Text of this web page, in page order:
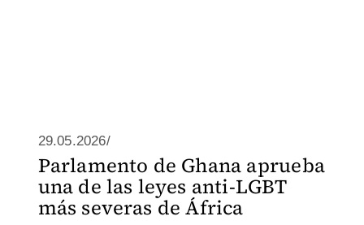
29.05.2026/
Parlamento de Ghana aprueba
una de las leyes anti-LGBT
más severas de África